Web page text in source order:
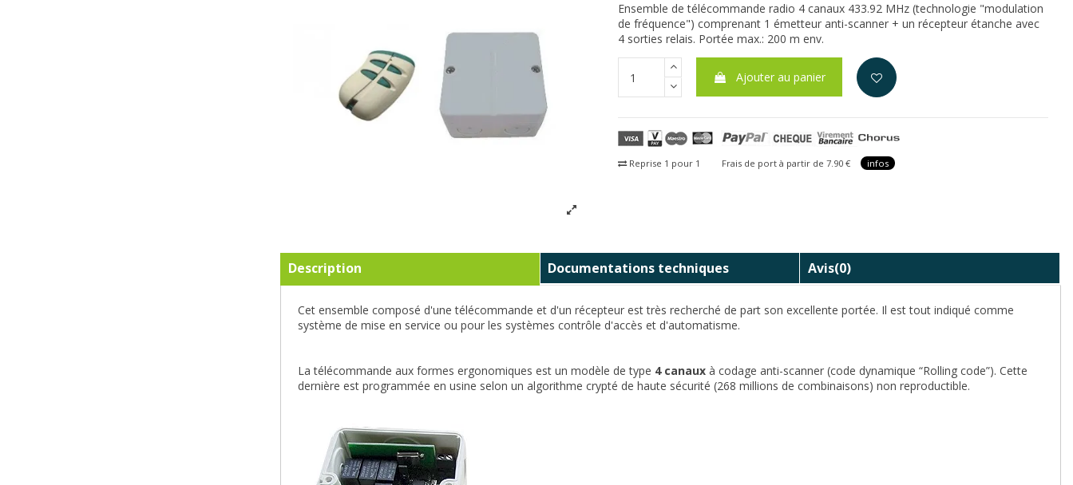
Ensemble de télécommande radio 4 canaux 433.92 MHz (technologie "modulation
de fréquence") comprenant 1 émetteur anti-scanner + un récepteur étanche avec
4 sorties relais. Portée max.: 200 m env.
Ajouter au panier
Reprise 1 pour 1 Frais de port à partir de 7.90 € infos
Description Documentations techniques Avis(0)
Cet ensemble composé d'une télécommande et d'un récepteur est très recherché de part son excellente portée. Il est tout indiqué comme
système de mise en service ou pour les systèmes contrôle d'accès et d'automatisme.
La télécommande aux formes ergonomiques est un modèle de type 4 canaux à codage anti-scanner (code dynamique “Rolling code”). Cette
dernière est programmée en usine selon un algorithme crypté de haute sécurité (268 millions de combinaisons) non reproductible.